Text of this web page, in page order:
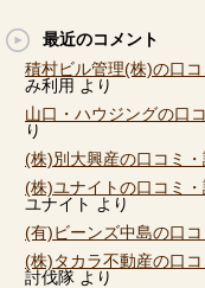
最近のコメント
積村ビル管理(株)の口
み利用 より
山口・ハウジングの口
り
(株)別大興産の口コミ
(株)ユナイトの口コミ
ユナイト より
(有)ビーンズ中島の口
(株)タカラ不動産の口
討伐隊 より